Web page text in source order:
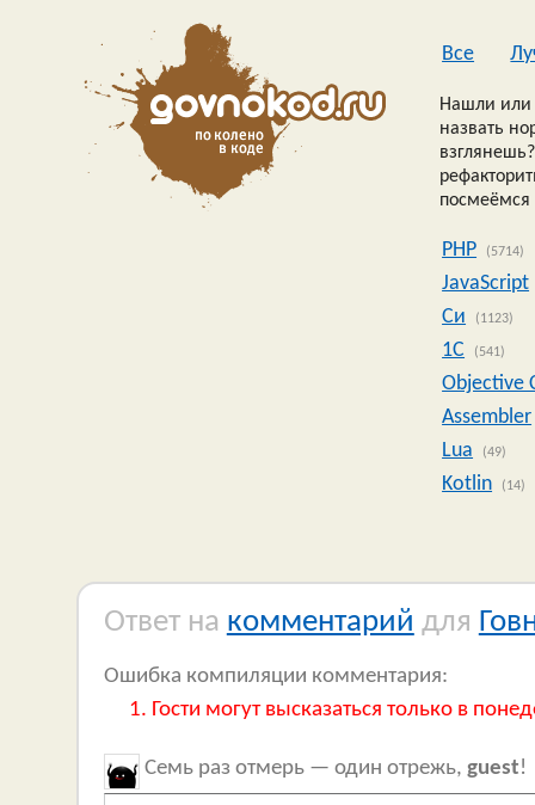
Все
Нашли или
назвать
посмеёмся
PHP (5714)
JavaScript
Си
(1123)
1C (541)
Objective
Assembler
Lua
(49)
Kotlin (14)
Ответ на комментарий для
Ошибка компиляции комментария:
Гости могут высказаться только в
Семь раз отмерь — один отрежь, guest!